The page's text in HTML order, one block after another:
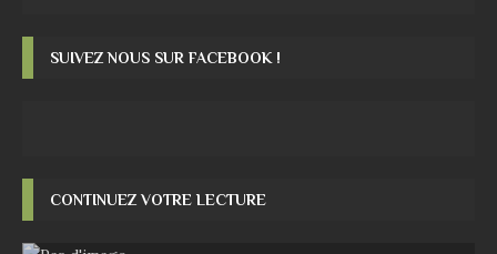
SUIVEZ NOUS SUR FACEBOOK !
CONTINUEZ VOTRE LECTURE